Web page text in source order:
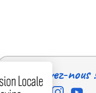
Suivez-nous !